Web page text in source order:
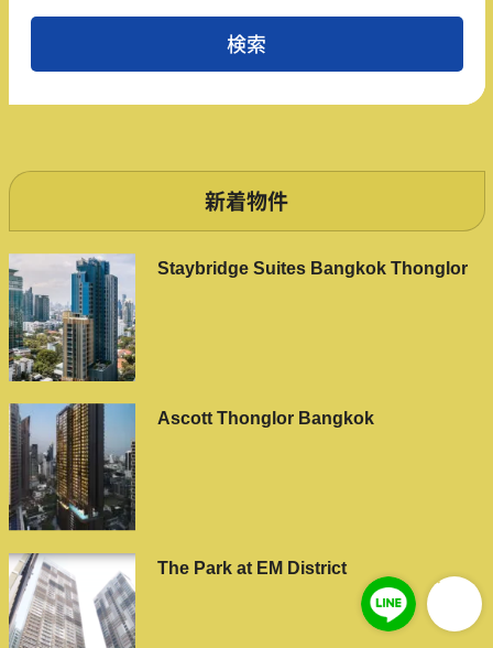
新着物件
Staybridge Suites Bangkok Thonglor
Ascott Thonglor Bangkok
The Park at EM District